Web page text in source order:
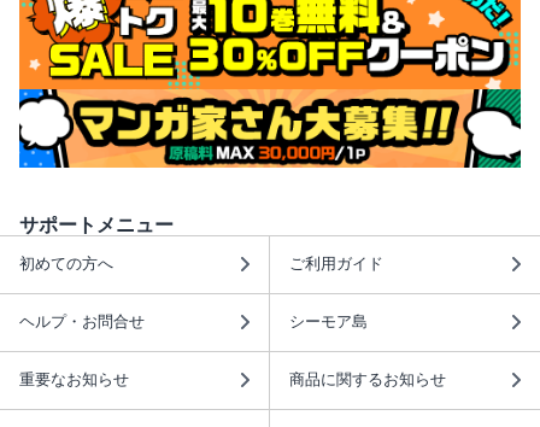
サポートメニュー
初めての方へ ご利用ガイド
ヘルプ・お問合せ シーモア島
重要なお知らせ 商品に関するお知らせ